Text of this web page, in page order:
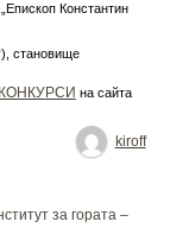
Константин
становище
КОНКУРСИ на сайта
kiroff
за гората –